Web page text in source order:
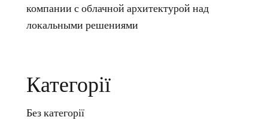
компании с облачной архитектурой над
локальными решениями
Категорії
Без категорії